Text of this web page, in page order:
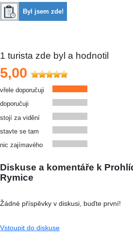
Byl jsem zde!
1 turista zde byl a hodnotil
5,00
vřele doporučuji
doporučuji
stojí za vidění
stavte se tam
nic zajímavého
Diskuse a komentáře k
Rymice
Žádné příspěvky v diskusi, buďte první!
Vstoupit do diskuse